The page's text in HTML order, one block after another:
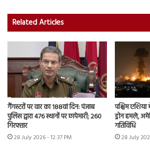
Related Articles
गैंगस्टरों पर वार का 188वां दिन: पंजाब
पुलिस द्वारा 476 स्थानों पर छापेमारी; 260
गिरफ्तार
28 July 2026 - 12:37 PM
पश्चिम एशिया
ड्रोन हमले,
गतिविधि
28 July